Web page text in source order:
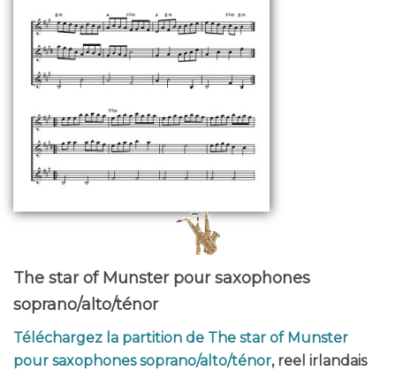
The star of Munster pour saxophones
soprano/alto/ténor
Téléchargez la partition de The star of Munster
pour saxophones soprano/alto/ténor, reel irlandais